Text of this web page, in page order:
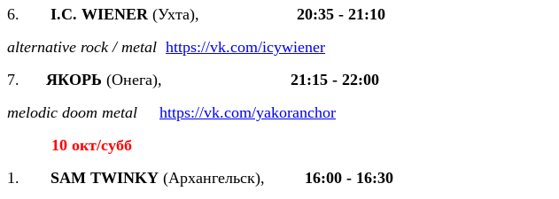
6. I.C. WIENER (Ухта),
20:35 - 21:10
alternative rock / metal https://vk.com/icywiener
7. ЯКОРЬ (Онега), 21:15 - 22:00
melodic doom metal
https://vk.com/yakoranchor
10 окт/субб
1. SAM TWINKY (Архангельск), 16:00 - 16:30